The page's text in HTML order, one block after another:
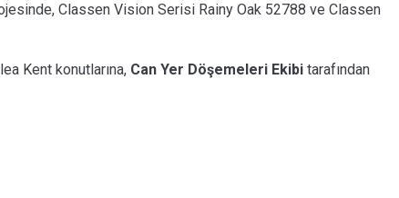
Classen Vision Serisi Rainy Oak 52788 ve Classen
Kent konutlarına, Can Yer Döşemeleri Ekibi tarafından